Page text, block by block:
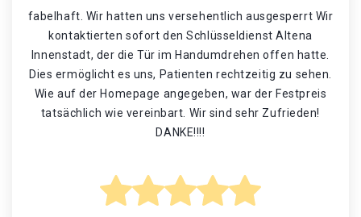
fabelhaft. Wir hatten uns versehentlich ausgesperrt Wir
kontaktierten sofort den Schlüsseldienst Altena
Innenstadt, der die Tür im Handumdrehen offen hatte.
Dies ermöglicht es uns, Patienten rechtzeitig zu sehen.
Wie auf der Homepage angegeben, war der Festpreis
tatsächlich wie vereinbart. Wir sind sehr Zufrieden!
DANKE!!!!